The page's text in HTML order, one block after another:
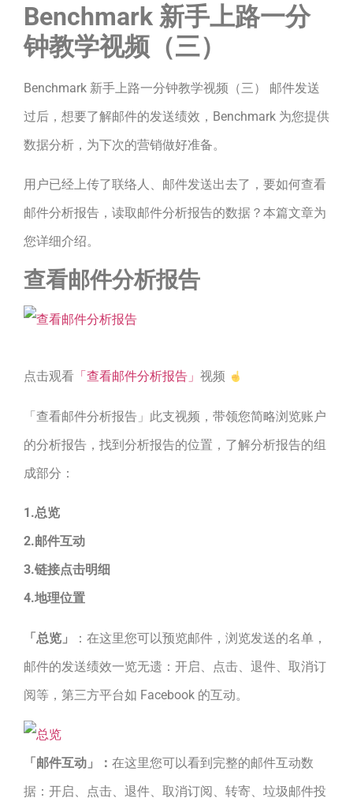
Benchmark 新手上路一分
钟教学视频（三）
Benchmark 新手上路一分钟教学视频（三） 邮件发送
过后，想要了解邮件的发送绩效，Benchmark 为您提供
数据分析，为下次的营销做好准备。
用户已经上传了联络人、邮件发送出去了，要如何查看
邮件分析报告，读取邮件分析报告的数据？本篇文章为
您详细介绍。
查看邮件分析报告
点击观看 「查看邮件分析报告」 视频
「查看邮件分析报告」此支视频，带领您简略浏览账户
的分析报告，找到分析报告的位置，了解分析报告的组
成部分：
1.总览
2.邮件互动
3.链接点击明细
4.地理位置
「总览」
：在这里您可以预览邮件，浏览发送的名单，
邮件的发送绩效一览无遗：开启、点击、退件、取消订
阅等，第三方平台如 Facebook 的互动。
「邮件互动」： 在这里您可以看到完整的邮件互动数
据：开启、点击、退件、取消订阅、转寄、垃圾邮件投